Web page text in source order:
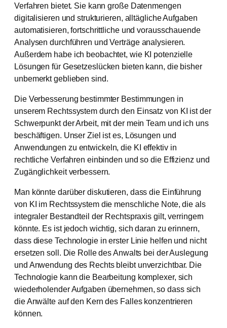
Verfahren bietet. Sie kann große Datenmengen
digitalisieren und strukturieren, alltägliche Aufgaben
automatisieren, fortschrittliche und vorausschauende
Analysen durchführen und Verträge analysieren.
Außerdem habe ich beobachtet, wie KI potenzielle
Lösungen für Gesetzeslücken bieten kann, die bisher
unbemerkt geblieben sind.
Die Verbesserung bestimmter Bestimmungen in
unserem Rechtssystem durch den Einsatz von KI ist der
Schwerpunkt der Arbeit, mit der mein Team und ich uns
beschäftigen. Unser Ziel ist es, Lösungen und
Anwendungen zu entwickeln, die KI effektiv in
rechtliche Verfahren einbinden und so die Effizienz und
Zugänglichkeit verbessern.
Man könnte darüber diskutieren, dass die Einführung
von KI im Rechtssystem die menschliche Note, die als
integraler Bestandteil der Rechtspraxis gilt, verringern
könnte. Es ist jedoch wichtig, sich daran zu erinnern,
dass diese Technologie in erster Linie helfen und nicht
ersetzen soll. Die Rolle des Anwalts bei der Auslegung
und Anwendung des Rechts bleibt unverzichtbar. Die
Technologie kann die Bearbeitung komplexer, sich
wiederholender Aufgaben übernehmen, so dass sich
die Anwälte auf den Kern des Falles konzentrieren
können.